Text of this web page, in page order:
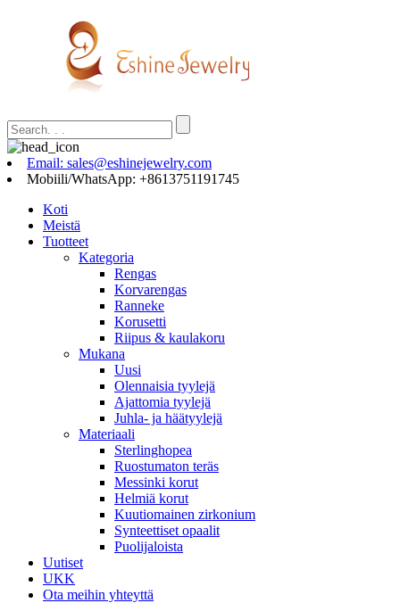
Email: sales@eshinejewelry.com
Mobiili/WhatsApp: +8613751191745
Koti
Meistä
Tuotteet
Kategoria
Rengas
Korvarengas
Ranneke
Korusetti
Riipus & kaulakoru
Mukana
Uusi
Olennaisia ​​tyylejä
Ajattomia tyylejä
Juhla- ja häätyylejä
Materiaali
Sterlinghopea
Ruostumaton teräs
Messinki korut
Helmiä korut
Kuutiomainen zirkonium
Synteettiset opaalit
Puolijaloista
Uutiset
UKK
Ota meihin yhteyttä